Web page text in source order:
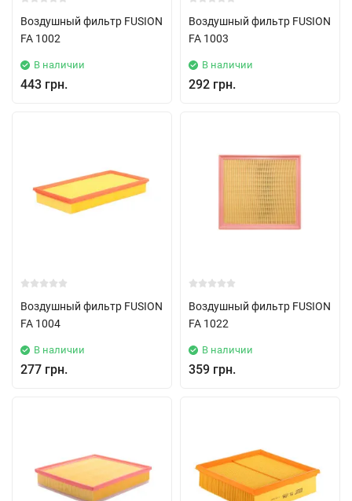
Воздушный фильтр FUSION
FA 1002
В наличии
443 грн.
Воздушный фильтр FUSION
FA 1003
В наличии
292 грн.
Воздушный фильтр FUSION
FA 1004
В наличии
277 грн.
Воздушный фильтр FUSION
FA 1022
В наличии
359 грн.